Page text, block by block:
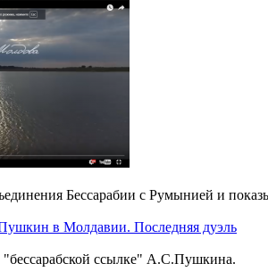
Бессарабии с Румынией и
ссылке" А.С.Пушкина.